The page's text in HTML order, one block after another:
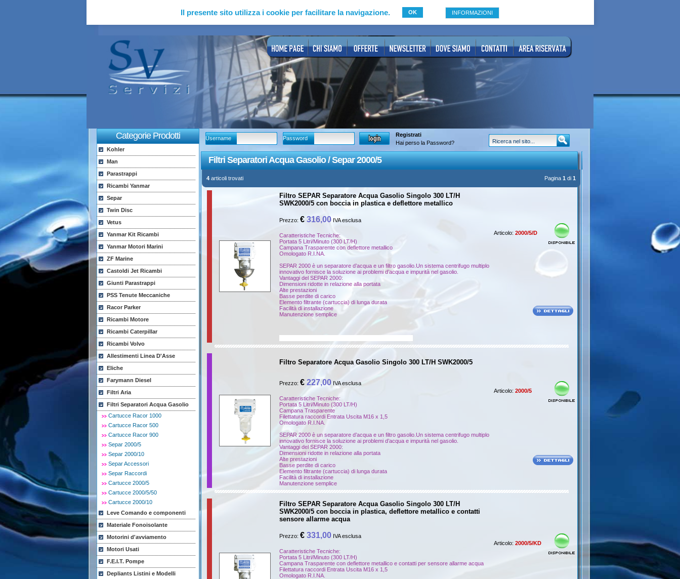
Il presente sito utilizza i cookie per facilitare la navigazione. OK INFORMAZIONI
Categorie Prodotti
Kohler
Man
Parastrappi
Ricambi Yanmar
Separ
Twin Disc
Vetus
Yanmar Kit Ricambi
Yanmar Motori Marini
ZF Marine
Castoldi Jet Ricambi
Giunti Parastrappi
PSS Tenute Meccaniche
Racor Parker
Ricambi Motore
Ricambi Caterpillar
Ricambi Volvo
Allestimenti Linea D'Asse
Eliche
Farymann Diesel
Filtri Aria
Filtri Separatori Acqua Gasolio
Cartucce Racor 1000
Cartucce Racor 500
Cartucce Racor 900
Separ 2000/5
Separ 2000/10
Separ Accessori
Separ Raccordi
Cartucce 2000/5
Cartucce 2000/5/50
Cartucce 2000/10
Leve Comando e componenti
Materiale Fonoisolante
Motorini d'avviamento
Motori Usati
F.E.I.T. Pompe
Depliants Listini e Modelli
Username Password
Registrati
Hai perso la Password?
Filtri Separatori Acqua Gasolio / Separ 2000/5
4articoli trovati Pagina 1 di 1
Filtro SEPAR Separatore Acqua Gasolio Singolo 300 LT/H
SWK2000/5 con boccia in plastica e deflettore metallico
Prezzo: € 316,00 IVA esclusa
Caratteristiche Tecniche:
Portata 5 Litri/Minuto (300 LT/H)
Campana Trasparente con deflettore metallico
Omologato R.I.NA.
SEPAR 2000 è un separatore d’acqua e un filtro gasolio.Un sistema centrifugo multiplo
innovativo fornisce la soluzione ai problemi d’acqua e impurità nel gasolio.
Vantaggi del SEPAR 2000:
Dimensioni ridotte in relazione alla portata
Alte prestazioni
Basse perdite di carico
Elemento filtrante (cartuccia) di lunga durata
Facilità di installazione
Manutenzione semplice
Articolo: 2000/5/D
Filtro Separatore Acqua Gasolio Singolo 300 LT/H SWK2000/5
Prezzo: € 227,00 IVA esclusa
Caratteristiche Tecniche:
Portata 5 Litri/Minuto (300 LT/H)
Campana Trasparente
Filettatura raccordi Entrata Uscita M16 x 1,5
Omologato R.I.NA.
SEPAR 2000 è un separatore d’acqua e un filtro gasolio.Un sistema centrifugo multiplo
innovativo fornisce la soluzione ai problemi d’acqua e impurità nel gasolio.
Vantaggi del SEPAR 2000:
Dimensioni ridotte in relazione alla portata
Alte prestazioni
Basse perdite di carico
Elemento filtrante (cartuccia) di lunga durata
Facilità di installazione
Manutenzione semplice
Articolo: 2000/5
Filtro SEPAR Separatore Acqua Gasolio Singolo 300 LT/H
SWK2000/5 con boccia in plastica, deflettore metallico e contatti
sensore allarme acqua
Prezzo: € 331,00 IVA esclusa
Caratteristiche Tecniche:
Portata 5 Litri/Minuto (300 LT/H)
Campana Trasparente con deflettore metallico e contatti per sensore allarme acqua
Filettatura raccordi Entrata Uscita M16 x 1,5
Omologato R.I.NA.
Articolo: 2000/5/KD